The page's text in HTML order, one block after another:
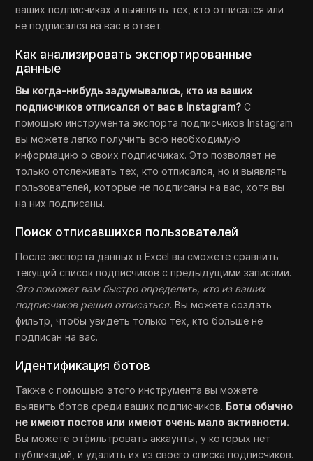
ваших подписчиках и выявлять тех, кто отписался или
не подписался на вас в ответ.
Как анализировать экспортированные
данные
Вы когда-нибудь задумывались, кто из ваших
подписчиков отписался от вас в Instagram? С
помощью инструмента экспорта подписчиков Instagram
вы можете легко получить всю необходимую
информацию о своих подписчиках. Это позволяет не
только отслеживать тех, кто отписался, но и выявлять
пользователей, которые не подписаны на вас, хотя вы
на них подписаны.
Поиск отписавшихся пользователей
После экспорта данных в Excel вы сможете сравнить
текущий список подписчиков с предыдущими записями.
Это поможет вам быстро определить, кто из ваших
подписчиков решил отписаться. Вы можете создать
фильтр, чтобы увидеть только тех, кто больше не
подписан на вас.
Идентификация ботов
Также с помощью этого инструмента вы можете
выявить ботов среди ваших подписчиков. Боты обычно
не имеют постов или имеют очень мало активности.
Вы можете отфильтровать аккаунты, у которых нет
публикаций, и удалить их из своего списка подписчиков.